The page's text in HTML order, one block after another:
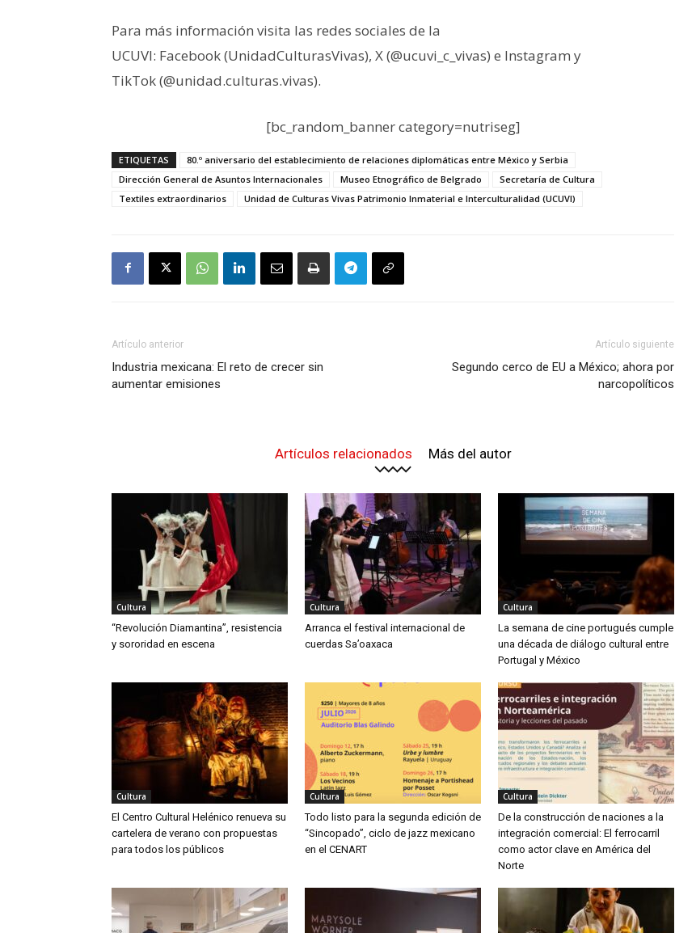
Para más información visita las redes sociales de la
UCUVI: Facebook (UnidadCulturasVivas), X (@ucuvi_c_vivas) e Instagram y
TikTok (@unidad.culturas.vivas).
[bc_random_banner category=nutriseg]
ETIQUETAS
80.º aniversario del establecimiento de relaciones diplomáticas entre México y Serbia
Dirección General de Asuntos Internacionales
Museo Etnográfico de Belgrado
Secretaría de Cultura
Textiles extraordinarios
Unidad de Culturas Vivas Patrimonio Inmaterial e Interculturalidad (UCUVI)
Artículo anterior
Industria mexicana: El reto de crecer sin
aumentar emisiones
Artículo siguiente
Segundo cerco de EU a México; ahora por
narcopolíticos
Artículos relacionados Más del autor
Cultura
“Revolución Diamantina”, resistencia
y sororidad en escena
Cultura
Arranca el festival internacional de
cuerdas Sa’oaxaca
Cultura
La semana de cine portugués cumple
una década de diálogo cultural entre
Portugal y México
Cultura
El Centro Cultural Helénico renueva su
cartelera de verano con propuestas
para todos los públicos
Cultura
Todo listo para la segunda edición de
“Sincopado”, ciclo de jazz mexicano
en el CENART
Cultura
De la construcción de naciones a la
integración comercial: El ferrocarril
como actor clave en América del
Norte